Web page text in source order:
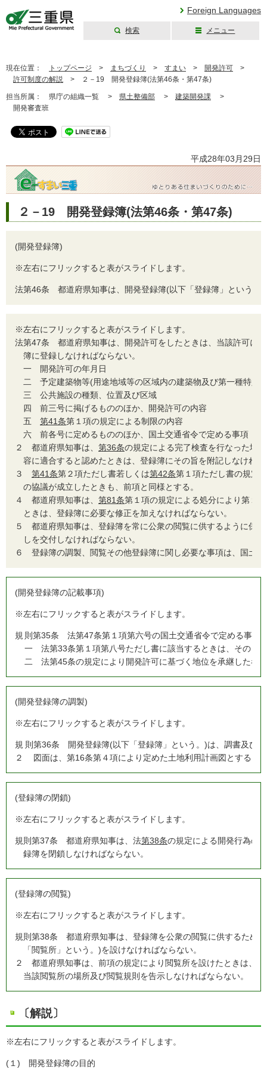
Foreign Languages
検索 メニュー
現在位置： トップページ > まちづくり > すまい > 開発許可 >
許可制度の解説 > ２－19 開発登録簿(法第46条・第47条)
担当所属： 県庁の組織一覧 > 県土整備部 > 建築開発課 >
開発審査班
平成28年03月29日
２－19 開発登録簿(法第46条・第47条)
(開発登録簿)
※左右にフリックすると表がスライドします。
法第46条 都道府県知事は、開発登録簿(以下「登録簿」という。)
※左右にフリックすると表がスライドします。
法第47条 都道府県知事は、開発許可をしたときは、当該許可に
簿に登録しなければならない。
一 開発許可の年月日
二
予定建築物等(用途地域等の区域内の建築物及び第一種特定
三 公共施設の種類、位置及び区域
四 前三号に掲げるもののほか、開発許可の内容
五
第41条第１項の規定による制限の内容
六 前各号に定めるもののほか、国土交通省令で定める事項
２
都道府県知事は、 第36条の規定による完了検査を行なった場
容に適合すると認めたときは、登録簿にその旨を附記しなけれ
３
第41条第２項ただし書若しくは第42条第１項ただし書の規定
の協議が成立したときも、前項と同様とする。
４
都道府県知事は、 第81条第１項の規定による処分により第１
ときは、登録簿に必要な修正を加えなければならない。
５
都道府県知事は、登録簿を常に公衆の閲覧に供するように保
しを交付しなければならない。
６
登録簿の調製、閲覧その他登録簿に関し必要な事項は、国土
(開発登録簿の記載事項)
※左右にフリックすると表がスライドします。
規 則第35条 法第47条第１項第六号の国土交通省令で定める事項
一 法第33条第１項第八号ただし書に該当するときは、その旨
二 法第45条の規定により開発許可に基づく地位を承継した者
(開発登録簿の調製)
※左右にフリックすると表がスライドします。
規 則第36条 開発登録簿(以下「登録簿」という。)は、調書及び
２
図面は、第16条第４項により定めた土地利用計画図とする。
(登録簿の閉鎖)
※左右にフリックすると表がスライドします。
規則第37条 都道府県知事は、法第38条の規定による開発行為の
録簿を閉鎖しなければならない。
(登録簿の閲覧)
※左右にフリックすると表がスライドします。
規則第38条 都道府県知事は、登録簿を公衆の閲覧に供するため
「閲覧所」という。)を設けなければならない。
２
都道府県知事は、前項の規定により閲覧所を設けたときは、
当該閲覧所の場所及び閲覧規則を告示しなければならない。
〔解説〕
※左右にフリックすると表がスライドします。
(１) 開発登録簿の目的